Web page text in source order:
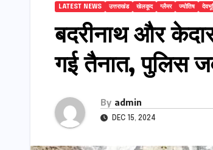
LATEST NEWS उत्तराखंड खेलकूद ग्लैमर ज्योतिष
बदरीनाथ और
गई तैनात, पुलिस
By admin
DEC 15, 2024